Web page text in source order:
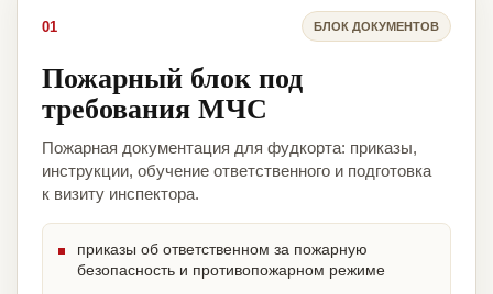
01 БЛОК ДОКУМЕНТОВ
Пожарный блок под
требования МЧС
Пожарная документация для фудкорта: приказы,
инструкции, обучение ответственного и подготовка
к визиту инспектора.
приказы об ответственном за пожарную
безопасность и противопожарном режиме